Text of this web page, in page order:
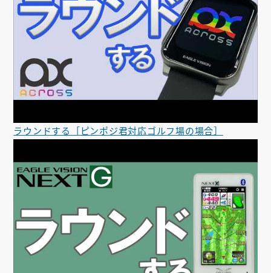
ラウンドする［ピンポジ君対応ゴルフ場の場合］